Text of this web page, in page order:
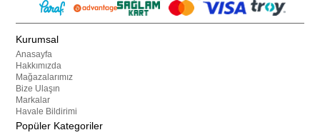
Kurumsal
Anasayfa
Hakkımızda
Mağazalarımız
Bize Ulaşın
Markalar
Havale Bildirimi
Popüler Kategoriler